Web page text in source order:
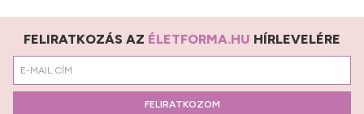
FELIRATKOZÁS AZ ÉLETFORMA.HU HÍRLEVELÉRE
FELIRATKOZOM